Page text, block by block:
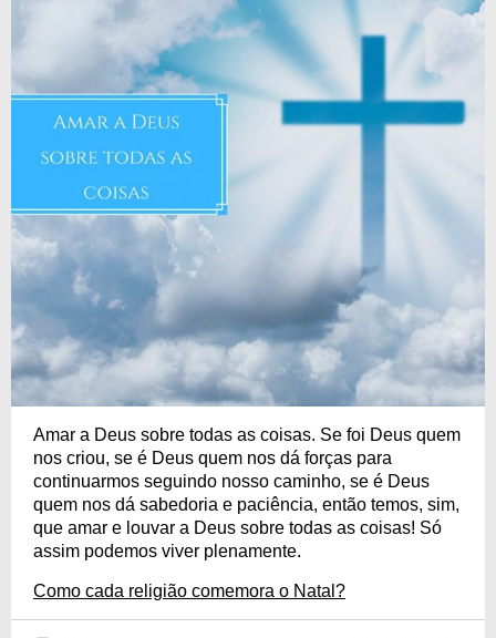
Amar a Deus sobre todas as coisas. Se foi Deus quem
nos criou, se é Deus quem nos dá forças para
continuarmos seguindo nosso caminho, se é Deus
quem nos dá sabedoria e paciência, então temos, sim,
que amar e louvar a Deus sobre todas as coisas! Só
assim podemos viver plenamente.
Como cada religião comemora o Natal?